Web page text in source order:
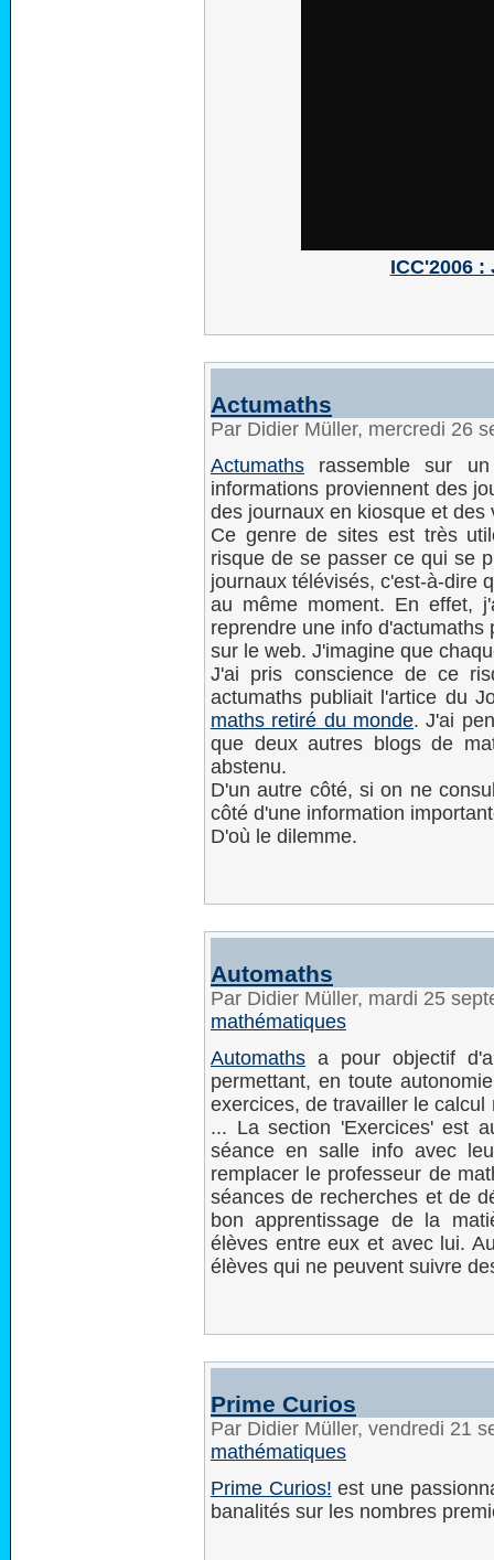
ICC'2006
Actumaths
Par Didier Müller, mercredi 26
Actumaths rassemble sur
informations proviennent des
des journaux en kiosque et des
Ce genre de sites est très
risque de se passer ce qui se
journaux télévisés, c'est-à-dire
au même moment. En effet,
reprendre une info
sur le web. J'imagine que
J'ai pris conscience de ce
actumaths publiait l'artice du
maths retiré du monde. J'ai
que deux autres blogs de
abstenu.
D'un autre côté, si on ne
côté d'une information
D'où le dilemme.
Automaths
Par Didier Müller, mardi 25
mathématiques
Automaths a pour objectif
permettant, en toute
exercices, de travailler le
... La section 'Exercices' est
séance en salle info avec
remplacer le professeur de
séances de recherches et de
bon apprentissage de la
élèves entre eux et avec lui.
élèves qui ne peuvent suivre
Prime Curios
Par Didier Müller, vendredi 21
mathématiques
Prime Curios! est une
banalités sur les nombres